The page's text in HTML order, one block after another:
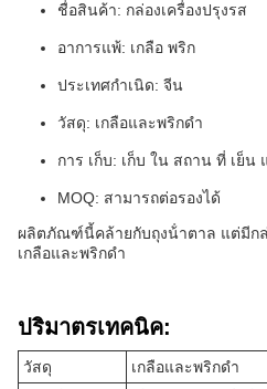
ชื่อสินค้า: กล่องเครื่องปรุงรส
อาการแพ้: เกลือ พริก
ประเทศกําเนิด: จีน
วัสดุ: เกลือและพริกดํา
การ เก็บ: เก็บ ใน สถาน ที่ เย็น
MOQ: สามารถต่อรองได้
ผลิตภัณฑ์นี้คล้ายกับถุงน้ําตาล แต่มีกล่
เกลือและพริกดํา
ปริมาตรเทคนิค:
วัสดุ
เกลือและพริกดํา